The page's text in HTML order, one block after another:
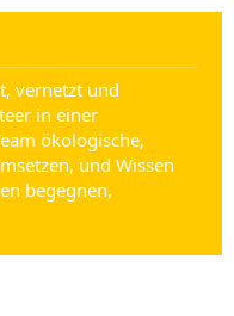
vernetzt und
in einer
ökologische,
und Wissen
begegnen,